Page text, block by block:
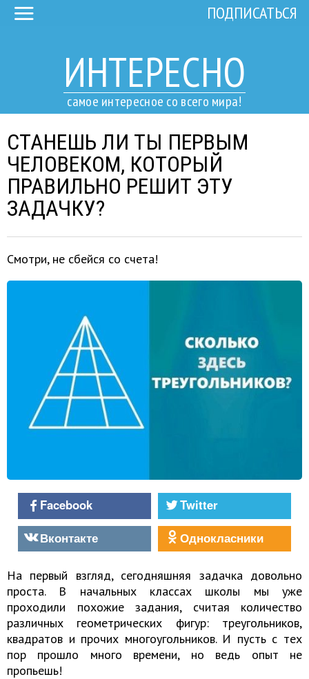
ИНТЕРЕСНО
самое интересное со всего мира!
ПОДПИСАТЬСЯ
СТАНЕШЬ ЛИ ТЫ ПЕРВЫМ
ЧЕЛОВЕКОМ, КОТОРЫЙ
ПРАВИЛЬНО РЕШИТ ЭТУ
ЗАДАЧКУ?
Смотри, не сбейся со счета!
Facebook
Twitter
Вконтакте
Однокласники
На первый взгляд, сегодняшняя задачка довольно
проста. В начальных классах школы мы уже
проходили похожие задания, считая количество
различных геометрических фигур: треугольников,
квадратов и прочих многоугольников. И пусть с тех
пор прошло много времени, но ведь опыт не
пропьешь!